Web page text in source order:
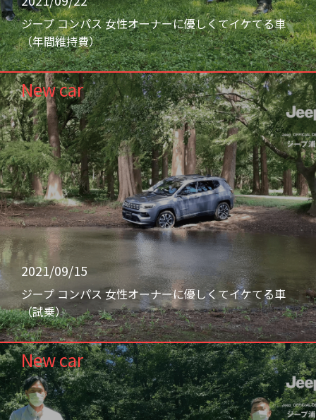
ジープ コンパス 女性オーナーに優しくてイケてる車
（年間維持費）
New car
2021/09/15
ジープ コンパス 女性オーナーに優しくてイケてる車
（試乗）
New car